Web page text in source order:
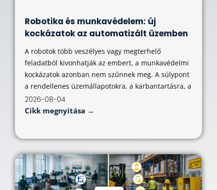
Robotika és munkavédelem: új
kockázatok az automatizált üzemben
A robotok több veszélyes vagy megterhelő
feladatból kivonhatják az embert, a munkavédelmi
kockázatok azonban nem szűnnek meg. A súlypont
a rendellenes üzemállapotokra, a karbantartásra, a
2026-08-04
Cikk megnyitása →